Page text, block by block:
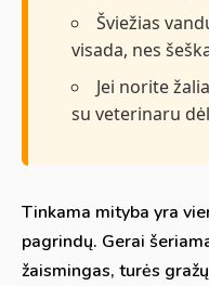
Šviežias
visada, nes
Jei norite
su veterinaru
Tinkama mityba yra
pagrindų. Gerai
žaismingas, turės